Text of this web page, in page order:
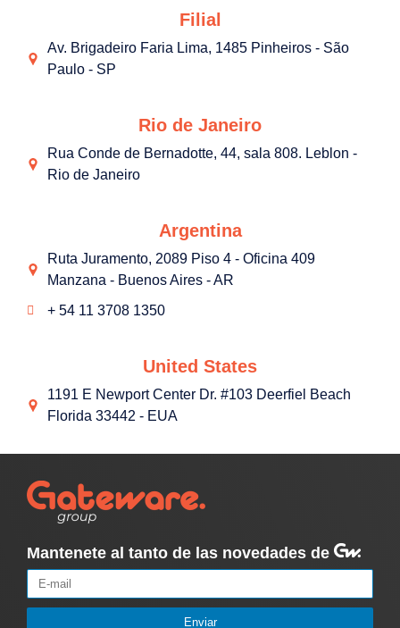
Filial
Av. Brigadeiro Faria Lima, 1485 Pinheiros - São
Paulo - SP
Rio de Janeiro
Rua Conde de Bernadotte, 44, sala 808. Leblon -
Rio de Janeiro
Argentina
Ruta Juramento, 2089 Piso 4 - Oficina 409
Manzana - Buenos Aires - AR
+ 54 11 3708 1350
United States
1191 E Newport Center Dr. #103 Deerfiel Beach
Florida 33442 - EUA
Mantenete al tanto de las novedades de
Enviar